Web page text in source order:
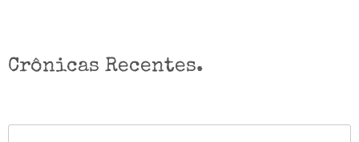
Crônicas Recentes.